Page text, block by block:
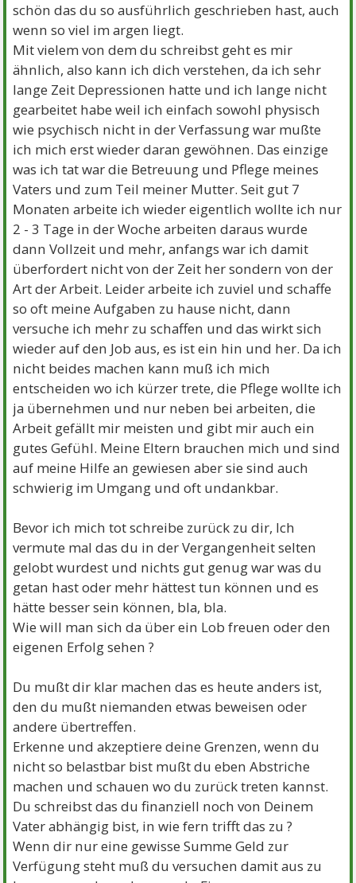
schön das du so ausführlich geschrieben hast, auch
wenn so viel im argen liegt.
Mit vielem von dem du schreibst geht es mir
ähnlich, also kann ich dich verstehen, da ich sehr
lange Zeit Depressionen hatte und ich lange nicht
gearbeitet habe weil ich einfach sowohl physisch
wie psychisch nicht in der Verfassung war mußte
ich mich erst wieder daran gewöhnen. Das einzige
was ich tat war die Betreuung und Pflege meines
Vaters und zum Teil meiner Mutter. Seit gut 7
Monaten arbeite ich wieder eigentlich wollte ich nur
2 - 3 Tage in der Woche arbeiten daraus wurde
dann Vollzeit und mehr, anfangs war ich damit
überfordert nicht von der Zeit her sondern von der
Art der Arbeit. Leider arbeite ich zuviel und schaffe
so oft meine Aufgaben zu hause nicht, dann
versuche ich mehr zu schaffen und das wirkt sich
wieder auf den Job aus, es ist ein hin und her. Da ich
nicht beides machen kann muß ich mich
entscheiden wo ich kürzer trete, die Pflege wollte ich
ja übernehmen und nur neben bei arbeiten, die
Arbeit gefällt mir meisten und gibt mir auch ein
gutes Gefühl. Meine Eltern brauchen mich und sind
auf meine Hilfe an gewiesen aber sie sind auch
schwierig im Umgang und oft undankbar.
Bevor ich mich tot schreibe zurück zu dir, Ich
vermute mal das du in der Vergangenheit selten
gelobt wurdest und nichts gut genug war was du
getan hast oder mehr hättest tun können und es
hätte besser sein können, bla, bla.
Wie will man sich da über ein Lob freuen oder den
eigenen Erfolg sehen ?
Du mußt dir klar machen das es heute anders ist,
den du mußt niemanden etwas beweisen oder
andere übertreffen.
Erkenne und akzeptiere deine Grenzen, wenn du
nicht so belastbar bist mußt du eben Abstriche
machen und schauen wo du zurück treten kannst.
Du schreibst das du finanziell noch von Deinem
Vater abhängig bist, in wie fern trifft das zu ?
Wenn dir nur eine gewisse Summe Geld zur
Verfügung steht muß du versuchen damit aus zu